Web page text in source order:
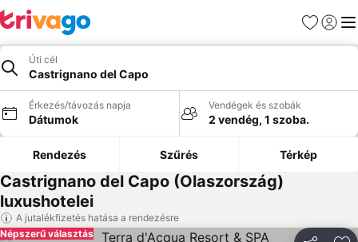
Kedvencek
Úti cél
Castrignano del Capo
Érkezés/távozás napja
Dátumok
Vendégek és szobák
2 vendég, 1 szoba.
Rendezés Szűrés Térkép
Castrignano del Capo (Olaszország)
luxushotelei
A jutalékfizetés hatása a rendezésre
Népszerű választás